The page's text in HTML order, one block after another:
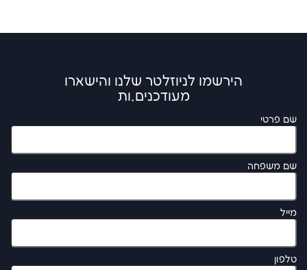
הירשמו לניוזלטר שלנו והישארו
מעודכנים.ות
שם פרטי
שם משפחה
מייל
טלפון